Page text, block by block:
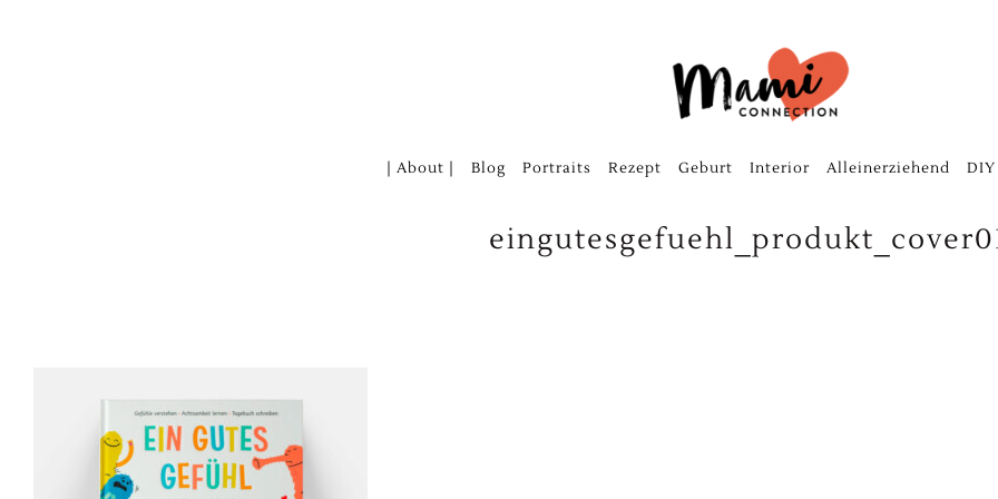
| About | Blog Portraits Rezept Geburt Interior Alleinerziehend DIY